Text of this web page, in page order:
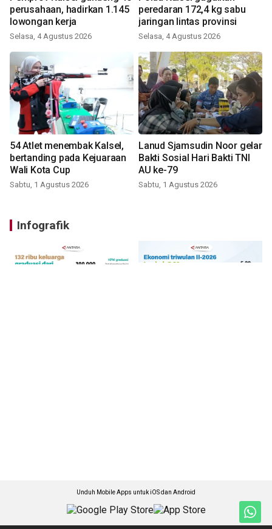
perusahaan, hadirkan 1.145
lowongan kerja
Selasa, 4 Agustus 2026
peredaran 172,4 kg sabu
jaringan lintas provinsi
Selasa, 4 Agustus 2026
54 Atlet menembak Kalsel,
bertanding pada Kejuaraan
Wali Kota Cup
Sabtu, 1 Agustus 2026
Lanud Sjamsudin Noor gelar
Bakti Sosial Hari Bakti TNI
AU ke-79
Sabtu, 1 Agustus 2026
Infografik
Unduh Mobile Apps untuk iOS dan Android